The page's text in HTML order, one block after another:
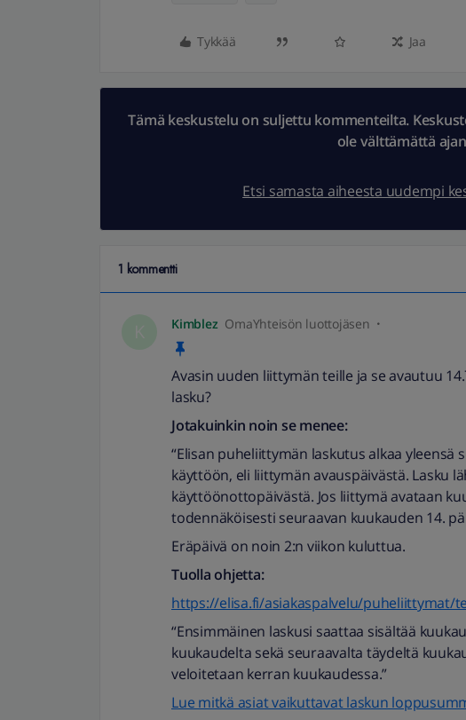
Tykkää Jaa
Tämä keskustelu on suljettu kommenteilta.
ole välttämättä
Etsi samasta aiheesta uudempi
1 kommentti
Kimblez OmaYhteisön luottojäsen
Avasin uuden liittymän teille ja se avautuu
lasku?
Jotakuinkin noin se menee:
“Elisan puheliittymän laskutus alkaa
käyttöön, eli liittymän avauspäivästä. Lasku
käyttöönottopäivästä. Jos liittymä avataan
todennäköisesti seuraavan kuukauden 14.
Eräpäivä on noin 2:n viikon kuluttua.
Tuolla ohjetta:
https://elisa.fi/asiakaspalvelu/puheliittymat/
“Ensimmäinen laskusi saattaa sisältää
kuukaudelta sekä seuraavalta täydeltä
veloitetaan kerran kuukaudessa.”
Lue mitkä asiat vaikuttavat laskun